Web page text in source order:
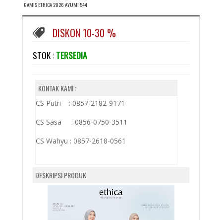
GAMIS ETHICA 2026 AYUMI 544
DISKON 10-30 %
STOK : TERSEDIA
KONTAK KAMI :
CS Putri : 0857-2182-9171
CS Sasa : 0856-0750-3511
CS Wahyu : 0857-2618-0561
DESKRIPSI PRODUK